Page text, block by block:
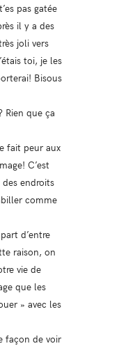
pas gatée
il y a des
joli vers
toi, je les
Bisous
Rien que ça
fait peur aux
C’est
endroits
comme
d’entre
raison, on
vie de
que les
» avec les
façon de voir